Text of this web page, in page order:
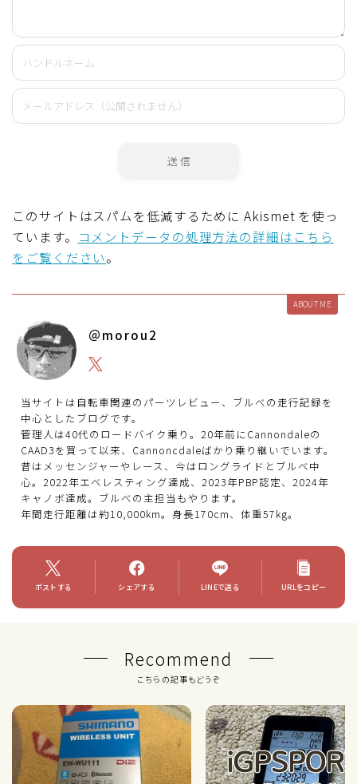
このサイトはスパムを低減するために Akismet を使っ
ています。 コメントデータの処理方法の詳細はこちら
をご覧ください。
ABOUT ME
＠morou2
当サイトは自転車関連のパーツレビュー、ブルべの走行記録を
中心としたブログです。
管理人は40代のロードバイク乗り。20年前にCannondaleの
CAAD3を買って以来、Cannoncdaleばかり乗り継いでいます。
昔はメッセンジャーやレース、今はロングライドとブルベ中
心。2022年エベレスティング達成、2023年PBP認定、2024年
キャノボ達成。ブルべの主担当もやります。
年間走行距離は約10,000km。身長170cm、体重57kg。
ポストする シェアする LINEで送る URLをコピー
Recommend
こちらの記事もどうぞ